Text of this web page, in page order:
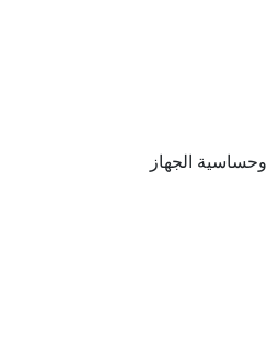
وحساسية الجهاز